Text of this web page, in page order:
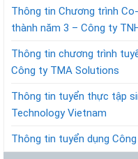
Thông tin Chương trình
thành năm 3 – Công ty
Thông tin chương trình
Công ty TMA Solutions
Thông tin tuyển thực tập
Technology Vietnam
Thông tin tuyển dụng